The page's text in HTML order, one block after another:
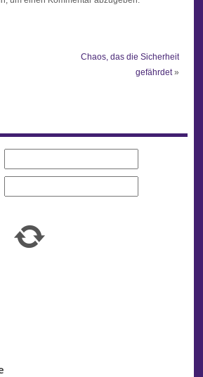
Chaos, das die Sicherheit
gefährdet»